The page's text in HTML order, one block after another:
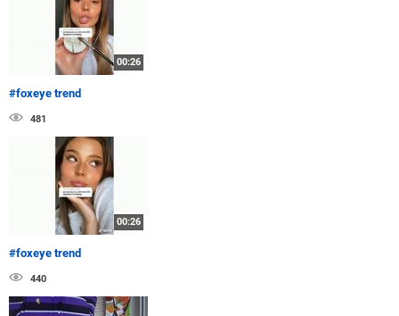
00:26
#foxeye trend
481
00:26
#foxeye trend
440